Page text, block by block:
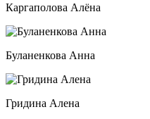
Каргаполова Алёна
Буланенкова Анна
Гридина Алена